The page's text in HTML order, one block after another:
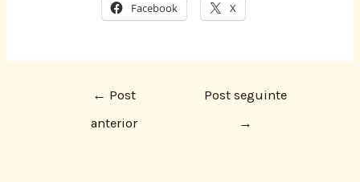
Facebook X
← Post
anterior
Post seguinte
→